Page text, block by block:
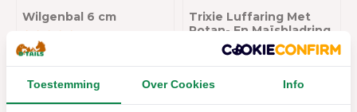
Wilgenbal 6 cm
Leverbaar met 1- 2 werkdagen
€1,99
Trixie Luffaring Met
Rotan- En Maïsbladring
- ø 13 cm
Leverbaar met 1- 2 werkdagen
Toestemming Over Cookies Info